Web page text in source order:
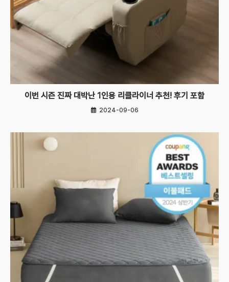
이번 시즌 진짜 대박난 1인용 리클라이너 추천! 후기 포함
2024-09-06